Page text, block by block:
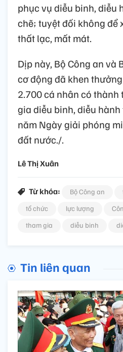
phục vụ diễu binh, diễu
chẽ; tuyệt đối không để
thất lạc, mất mát.
Dịp này, Bộ Công an và
cơ động đã khen
2.700 cá nhân có thành
gia diễu binh, diễu
năm Ngày giải phóng
đất nước./.
Lê Thị Xuân
Từ khóa: Bộ Công an
tổ chức
lực lượng
tham gia
diễu binh
Tin liên quan